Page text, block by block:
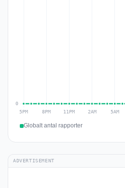
Globalt antal rapporter
ADVERTISEMENT